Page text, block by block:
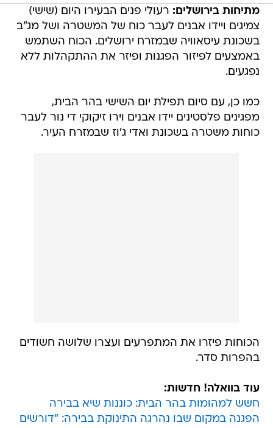
מתיחות בירושלים: רעולי פנים הבעירו היום (שישי)
צמיגים ויידו אבנים לעבר כוח של המשטרה ושל מג"ב
בשכונת עיסאוויה שבמזרח ירושלים. הכוח השתמש
באמצעים לפיזור הפגנות ופיזר את ההתקהלות ללא
נפגעים.
כמו כן, עם סיום תפילת יום השישי בהר הבית,
מפגינים פלסטינים יידו אבנים וירו זיקוקי די נור לעבר
כוחות משטרה בשכונת ואדי ג'וז שבמזרח העיר.
הכוחות פיזרו את המתפרעים ועצרו שלושה חשודים
בהפרות סדר.
עוד בוואלה! חדשות:
חשש למהומות בהר הבית: כוננות שיא בבירה
הפגנה במקום שבו נהרגה התינוקת בבירה: "דורשים